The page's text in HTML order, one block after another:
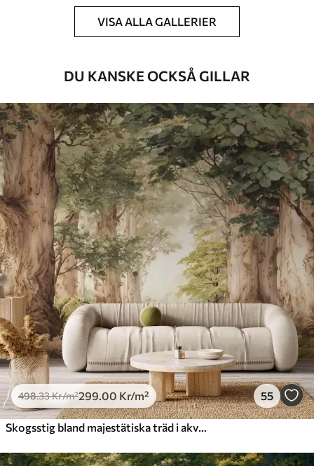
Peel and Stick
Kr /m²
VISA ALLA GALLERIER
DU KANSKE OCKSÅ GILLAR
498.33Kr/m²299 .00 Kr/m² 55